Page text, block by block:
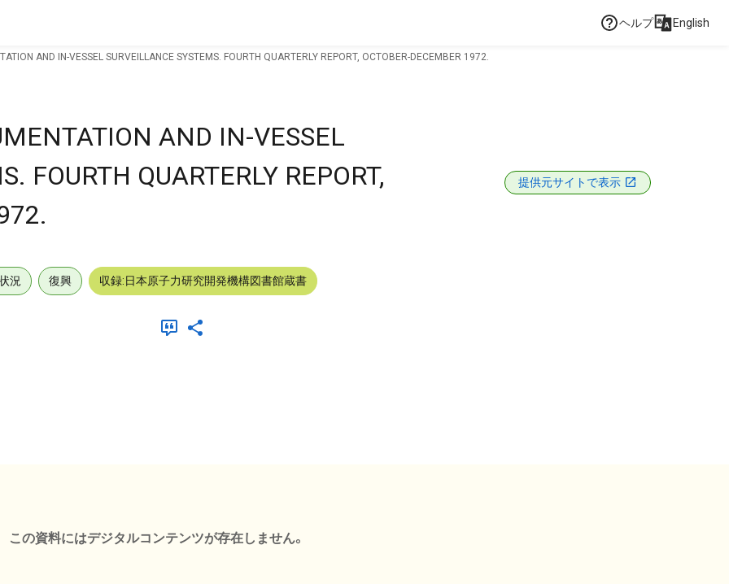
ヘルプ English
AND IN-VESSEL SURVEILLANCE SYSTEMS. FOURTH QUARTERLY REPORT, OCTOBER-DECEMBER 1972.
AND IN-VESSEL
FOURTH QUARTERLY REPORT,
提供元サイトで表示
況 復興 収録:日本原子力研究開発機構図書館蔵書
この資料にはデジタルコンテンツが存在しません。